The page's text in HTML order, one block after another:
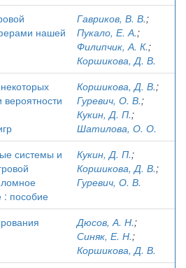
нашей
Гавриков, В. В.;
Пукало, Е. А.;
Филипчик, А. К.;
Коршикова, Д. В.
вероятности
Коршикова, Д. В.;
Гуревич, О. В.;
Кукин, Д. П.;
Шатилова, О. О.
системы и
: пособие
Кукин, Д. П.;
Коршикова, Д. В.;
Гуревич, О. В.
Дюсов, А. Н.;
Синяк, Е. Н.;
Коршикова, Д. В.